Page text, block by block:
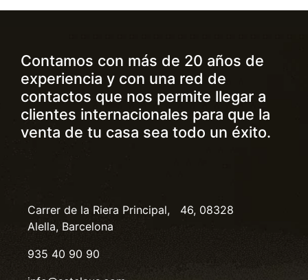
Contamos con más de 20 años de
experiencia y con una red de
contactos que nos permite llegar a
clientes internacionales para que la
venta de tu casa sea todo un éxito.
Carrer de la Riera Principal, 46, 08328
Alella, Barcelona
935 40 90 90